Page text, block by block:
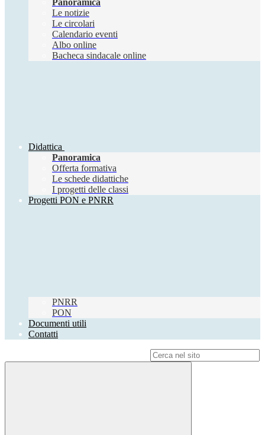
Panoramica
Le notizie
Le circolari
Calendario eventi
Albo online
Bacheca sindacale online
Didattica
Panoramica
Offerta formativa
Le schede didattiche
I progetti delle classi
Progetti PON e PNRR
PNRR
PON
Documenti utili
Contatti